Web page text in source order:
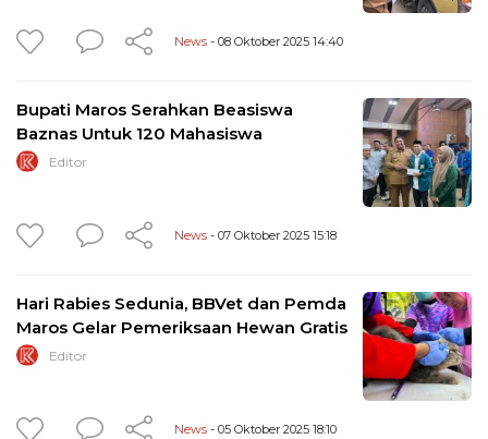
News - 08 Oktober 2025 14:40
Bupati Maros Serahkan Beasiswa
Baznas Untuk 120 Mahasiswa
Editor
News - 07 Oktober 2025 15:18
Hari Rabies Sedunia, BBVet dan Pemda
Maros Gelar Pemeriksaan Hewan Gratis
Editor
News - 05 Oktober 2025 18:10